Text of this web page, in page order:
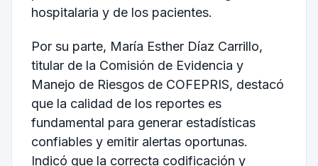
hospitalaria y de los pacientes.
Por su parte, María Esther Díaz Carrillo,
titular de la Comisión de Evidencia y
Manejo de Riesgos de COFEPRIS, destacó
que la calidad de los reportes es
fundamental para generar estadísticas
confiables y emitir alertas oportunas.
Indicó que la correcta codificación y